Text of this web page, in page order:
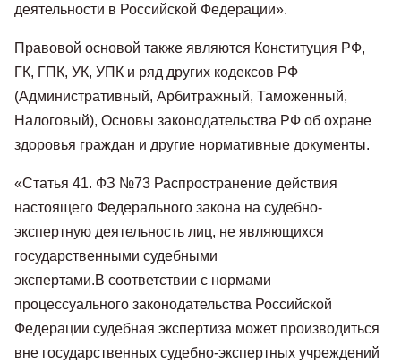
деятельности в Российской Федерации».
Правовой основой также являются Конституция РФ,
ГК, ГПК, УК, УПК и ряд других кодексов РФ
(Административный, Арбитражный, Таможенный,
Налоговый), Основы законодательства РФ об охране
здоровья граждан и другие нормативные документы.
«Статья 41. ФЗ №73 Распространение действия
настоящего Федерального закона на судебно-
экспертную деятельность лиц, не являющихся
государственными судебными
экспертами.В соответствии с нормами
процессуального законодательства Российской
Федерации судебная экспертиза может производиться
вне государственных судебно-экспертных учреждений